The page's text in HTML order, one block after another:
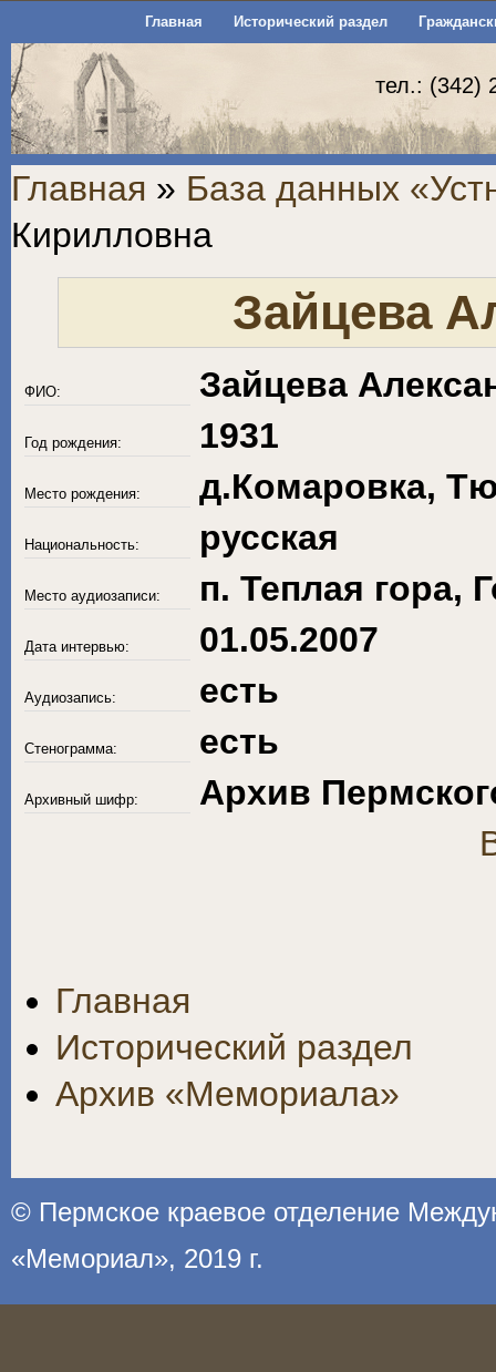
Главная Исторический раздел
тел.: (342)
Главная » База данных
Кирилловна
Зайцева
ФИО: Зайцева
Год рождения: 1931
Место рождения: д.Комаровка,
Национальность: русская
Место аудиозаписи: п. Теплая гора,
Дата интервью: 01.05.2007
Аудиозапись: есть
Стенограмма: есть
Архивный шифр:
Архив
Главная
Исторический раздел
Архив «Мемориала»
© Пермское краевое отделение
«Мемориал», 2019 г.